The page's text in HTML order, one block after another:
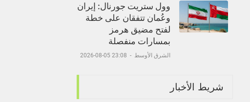
وول ستريت جورنال: إيران
وعُمان تتفقان على خطة
لفتح مضيق هرمز
بمسارات منفصلة
الشرق الأوسط -
23:08 05-08-2026
شريط الأخبار